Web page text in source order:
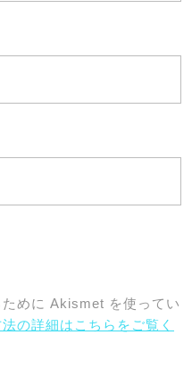
めに Akismet を使ってい
の詳細はこちらをご覧く